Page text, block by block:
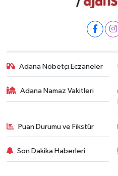
Adana Nöbetçi Eczaneler
Adana Namaz Vakitleri
Puan Durumu ve Fikstür
Son Dakika Haberleri